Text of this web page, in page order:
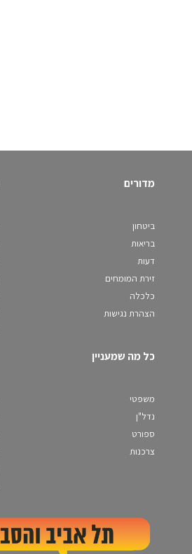
מדורים
ביטחון
בריאות
דעות
זירת המומחים
כלכלה
הצהרת נגישות
כל מה שמעניין
משפטי
נדל"ן
ספורט
צרכנות